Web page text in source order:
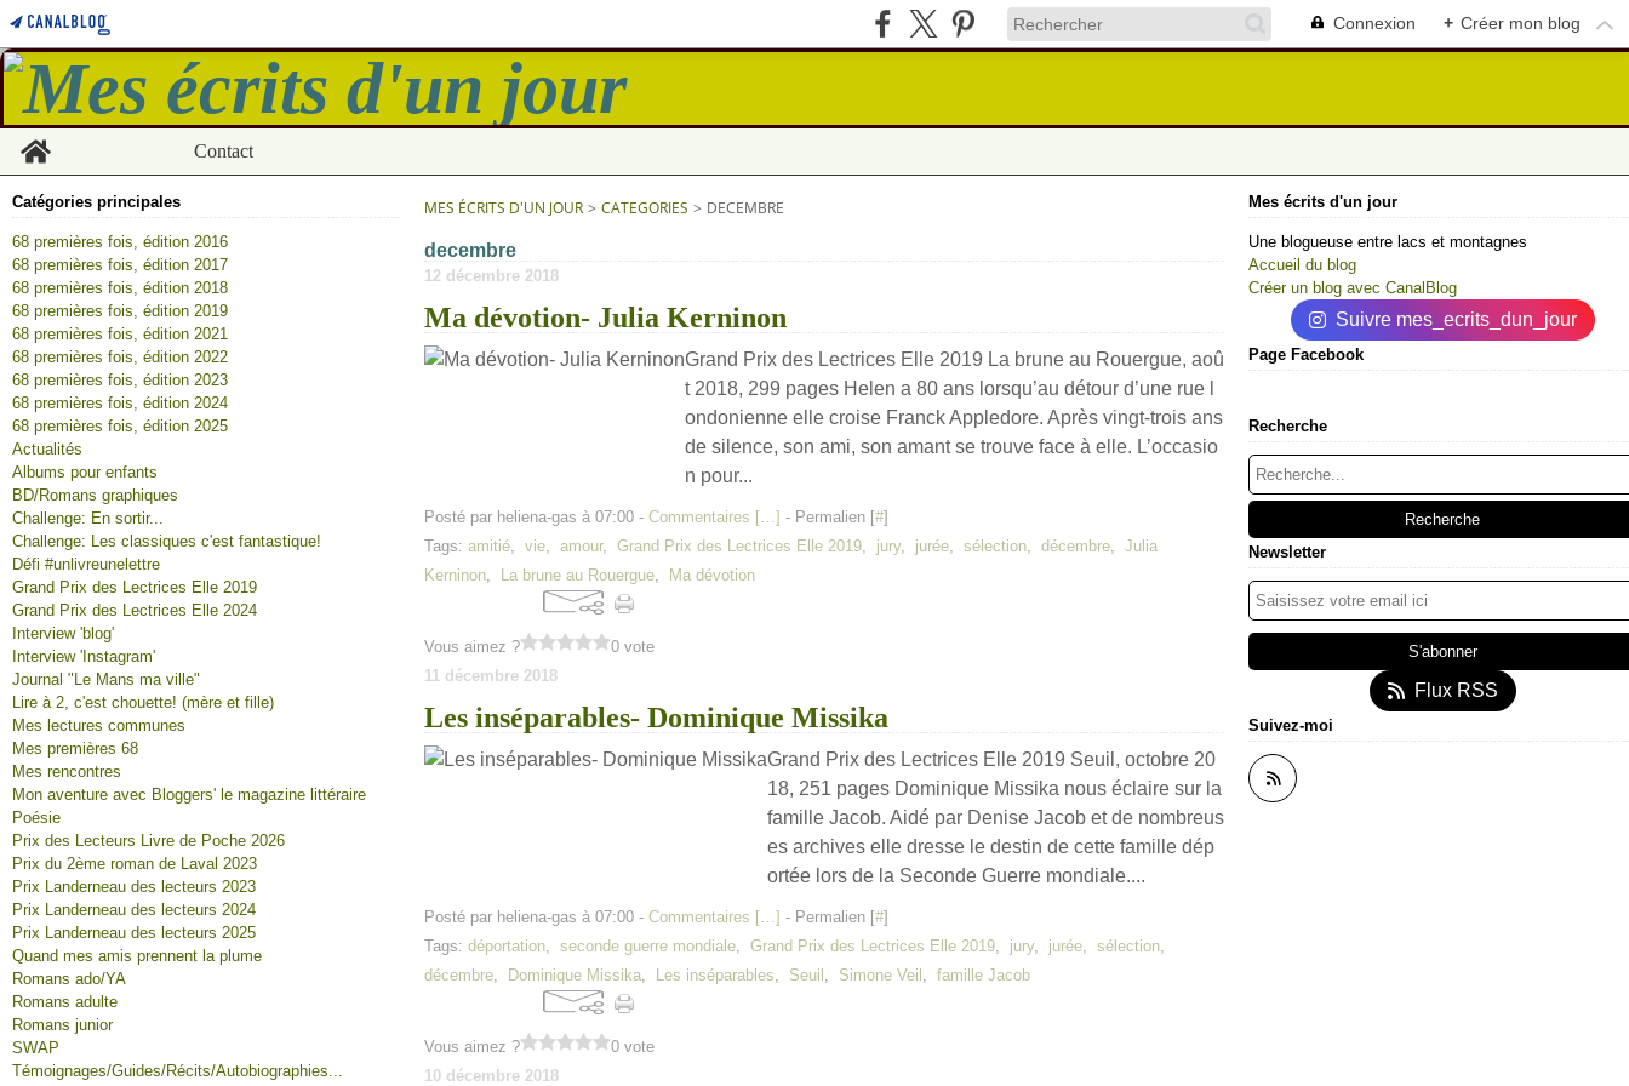
Connexion + Créer mon blog
Home
Contact
Catégories principales
68 premières fois, édition 2016
68 premières fois, édition 2017
68 premières fois, édition 2018
68 premières fois, édition 2019
68 premières fois, édition 2021
68 premières fois, édition 2022
68 premières fois, édition 2023
68 premières fois, édition 2024
68 premières fois, édition 2025
Actualités
Albums pour enfants
BD/Romans graphiques
Challenge: En sortir...
Challenge: Les classiques c'est fantastique!
Défi #unlivreunelettre
Grand Prix des Lectrices Elle 2019
Grand Prix des Lectrices Elle 2024
Interview 'blog'
Interview 'Instagram'
Journal "Le Mans ma ville"
Lire à 2, c'est chouette! (mère et fille)
Mes lectures communes
Mes premières 68
Mes rencontres
Mon aventure avec Bloggers' le magazine littéraire
Poésie
Prix des Lecteurs Livre de Poche 2026
Prix du 2ème roman de Laval 2023
Prix Landerneau des lecteurs 2023
Prix Landerneau des lecteurs 2024
Prix Landerneau des lecteurs 2025
Quand mes amis prennent la plume
Romans ado/YA
Romans adulte
Romans junior
SWAP
Témoignages/Guides/Récits/Autobiographies...
MES ÉCRITS D'UN JOUR > CATEGORIES > DECEMBRE
decembre
12 décembre 2018
Ma dévotion- Julia Kerninon
Grand Prix des Lectrices Elle 2019 La brune au Rouergue, aoû
t 2018, 299 pages Helen a 80 ans lorsqu’au détour d’une rue l
ondonienne elle croise Franck Appledore. Après vingt-trois ans
de silence, son ami, son amant se trouve face à elle. L’occasio
n pour...
Posté par heliena-gas à 07:00 - Commentaires […] - Permalien [#]
Tags: amitié, vie, amour, Grand Prix des Lectrices Elle 2019, jury, jurée, sélection, décembre, Julia
Kerninon, La brune au Rouergue, Ma dévotion
Vous aimez ?
0 vote
11 décembre 2018
Les inséparables- Dominique Missika
Grand Prix des Lectrices Elle 2019 Seuil, octobre 20
18, 251 pages Dominique Missika nous éclaire sur la
famille Jacob. Aidé par Denise Jacob et de nombreus
es archives elle dresse le destin de cette famille dép
ortée lors de la Seconde Guerre mondiale....
Posté par heliena-gas à 07:00 - Commentaires […] - Permalien [#]
Tags: déportation, seconde guerre mondiale, Grand Prix des Lectrices Elle 2019, jury, jurée, sélection,
décembre, Dominique Missika, Les inséparables, Seuil , Simone Veil , famille Jacob
Vous aimez ?
0 vote
10 décembre 2018
Mes écrits d'un jour
Une blogueuse entre lacs et montagnes
Accueil du blog
Créer un blog avec CanalBlog
Suivre mes_ecrits_dun_jour
Page Facebook
Recherche
Newsletter
Flux RSS
Suivez-moi